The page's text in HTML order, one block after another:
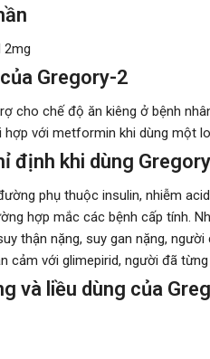
2mg
Gregory-2
cho chế độ ăn kiêng ở bệnh
hợp với metformin khi dùng một
định khi dùng
phụ thuộc insulin, nhiễm
hợp mắc các bệnh cấp tính.
thận nặng, suy gan nặng,
cảm với glimepirid, người đã
và liều dùng của
dùng bằng đường uống. Nên